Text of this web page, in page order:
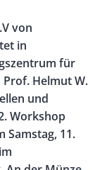
von
in
für
Helmut W.
und
Workshop
Samstag, 11.